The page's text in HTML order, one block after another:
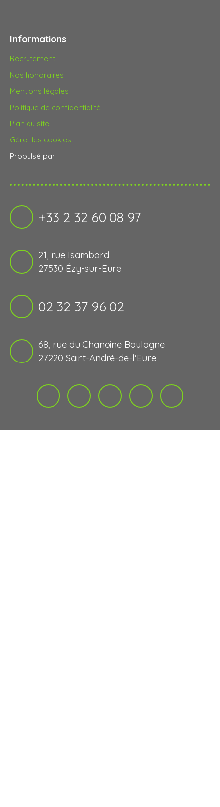
Informations
Recrutement
Nos honoraires
Mentions légales
Politique de confidentialité
Plan du site
Gérer les cookies
Propulsé par
+33 2 32 60 08 97
21, rue Isambard
27530 Ézy-sur-Eure
02 32 37 96 02
68, rue du Chanoine Boulogne
27220 Saint-André-de-l'Eure